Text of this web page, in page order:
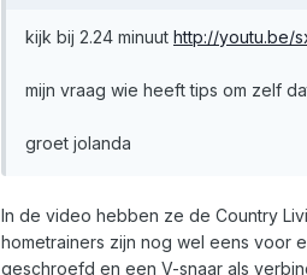
kijk bij 2.24 minuut http://youtu.be/
mijn vraag wie heeft tips om zelf
groet jolanda
In de video hebben ze de Country
hometrainers zijn nog wel eens voor
geschroefd en een V-snaar als